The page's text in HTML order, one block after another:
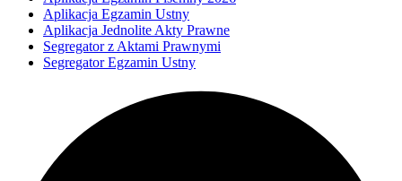
Aplikacja Egzamin Ustny
Aplikacja Jednolite Akty Prawne
Segregator z Aktami Prawnymi
Segregator Egzamin Ustny